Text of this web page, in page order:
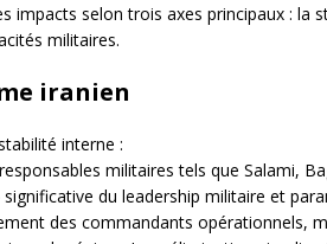
impacts selon trois axes principaux : la
militaires.
iranien
interne :
militaires tels que Salami,
du leadership militaire et
des commandants opérationnels,